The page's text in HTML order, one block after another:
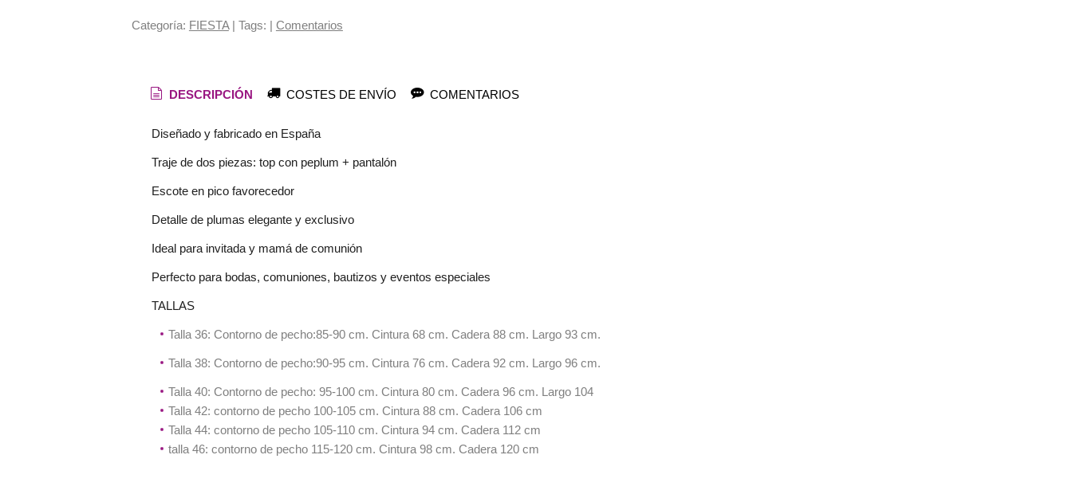
Categoría: FIESTA| Tags: | Comentarios
DESCRIPCIÓN COSTES DE ENVÍO COMENTARIOS
Diseñado y fabricado en España
Traje de dos piezas: top con peplum + pantalón
Escote en pico favorecedor
Detalle de plumas elegante y exclusivo
Ideal para invitada y mamá de comunión
Perfecto para bodas, comuniones, bautizos y eventos especiales
TALLAS
Talla 36: Contorno de pecho:85-90 cm. Cintura 68 cm. Cadera 88 cm. Largo 93 cm.
Talla 38: Contorno de pecho:90-95 cm. Cintura 76 cm. Cadera 92 cm. Largo 96 cm.
Talla 40: Contorno de pecho: 95-100 cm. Cintura 80 cm. Cadera 96 cm. Largo 104
Talla 42: contorno de pecho 100-105 cm. Cintura 88 cm. Cadera 106 cm
Talla 44: contorno de pecho 105-110 cm. Cintura 94 cm. Cadera 112 cm
talla 46: contorno de pecho 115-120 cm. Cintura 98 cm. Cadera 120 cm